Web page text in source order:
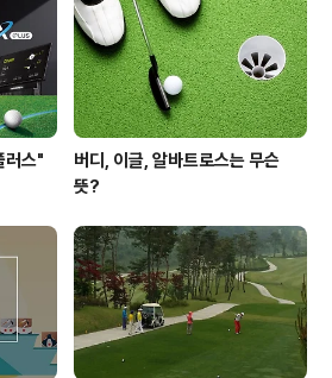
골퍼실력 못지않겠는걸요
분노의 질주(..
러스"
버디, 이글, 알바트로스는 무슨
뜻?